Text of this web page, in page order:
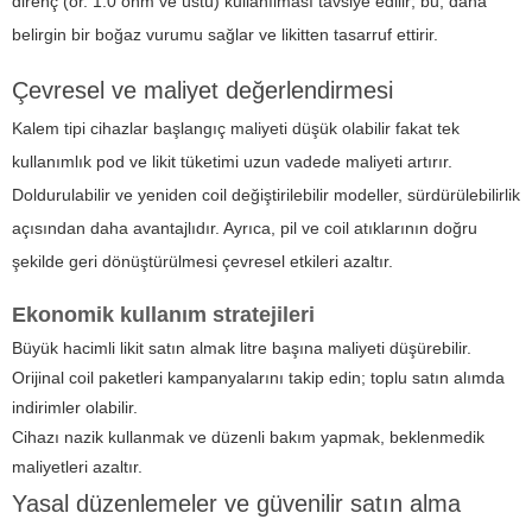
belirgin bir boğaz vurumu sağlar ve likitten tasarruf ettirir.
Çevresel ve maliyet değerlendirmesi
Kalem tipi cihazlar başlangıç maliyeti düşük olabilir fakat tek
kullanımlık pod ve likit tüketimi uzun vadede maliyeti artırır.
Doldurulabilir ve yeniden coil değiştirilebilir modeller, sürdürülebilirlik
açısından daha avantajlıdır. Ayrıca, pil ve coil atıklarının doğru
şekilde geri dönüştürülmesi çevresel etkileri azaltır.
Ekonomik kullanım stratejileri
Büyük hacimli likit satın almak litre başına maliyeti düşürebilir.
Orijinal coil paketleri kampanyalarını takip edin; toplu satın alımda
indirimler olabilir.
Cihazı nazik kullanmak ve düzenli bakım yapmak, beklenmedik
maliyetleri azaltır.
Yasal düzenlemeler ve güvenilir satın alma